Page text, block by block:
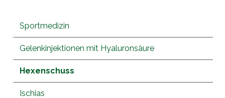
Sportmedizin
Gelenkinjektionen mit Hyaluronsäure
Hexenschuss
Ischias